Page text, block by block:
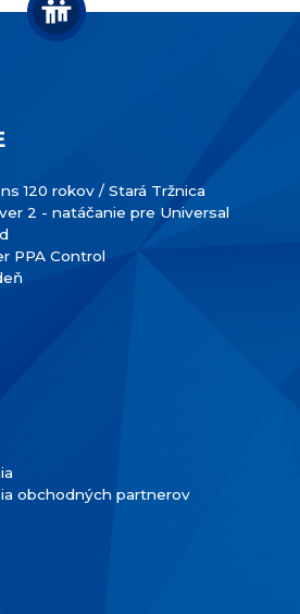
120 rokov / Stará Tržnica
2 - natáčanie pre Universal
PPA Control
obchodných partnerov